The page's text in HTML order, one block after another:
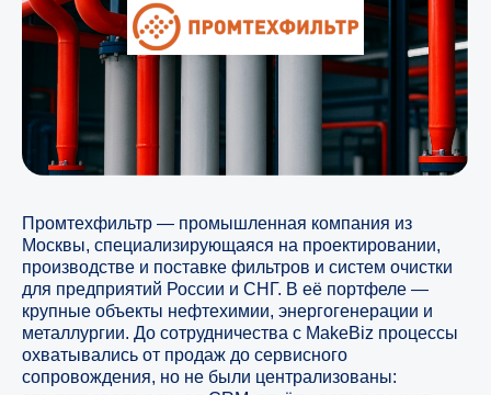
Промтехфильтр — промышленная компания из
Москвы, специализирующаяся на проектировании,
производстве и поставке фильтров и систем очистки
для предприятий России и СНГ. В её портфеле —
крупные объекты нефтехимии, энергогенерации и
металлургии. До сотрудничества с MakeBiz процессы
охватывались от продаж до сервисного
сопровождения, но не были централизованы: